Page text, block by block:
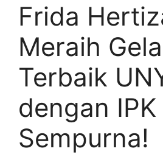
Frida
Meraih
Terbaik
dengan
Sempurna!